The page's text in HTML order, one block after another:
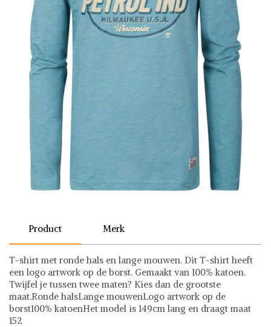
Product Merk
T-shirt met ronde hals en lange mouwen. Dit T-shirt heeft
een logo artwork op de borst. Gemaakt van 100% katoen.
Twijfel je tussen twee maten? Kies dan de grootste
maat.Ronde halsLange mouwenLogo artwork op de
borst100% katoenHet model is 149cm lang en draagt maat
152